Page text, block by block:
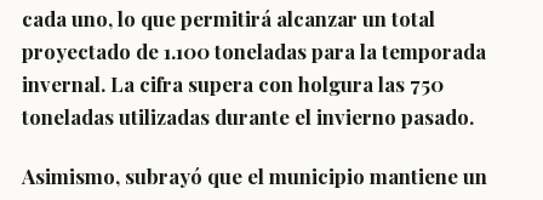
cada uno, lo que permitirá alcanzar un total
proyectado de 1.100 toneladas para la temporada
invernal. La cifra supera con holgura las 750
toneladas utilizadas durante el invierno pasado.
Asimismo, subrayó que el municipio mantiene un